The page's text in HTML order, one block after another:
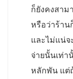
ก็ยังคงสาม
หรือว่าร้า
และไม่แน่จ
จ่ายนั้นเท่า
หลักพัน แต่